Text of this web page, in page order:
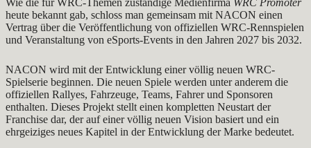
heute bekannt gab, schloss man gemeinsam mit NACON einen
Vertrag über die Veröffentlichung von offiziellen WRC-Rennspielen
und Veranstaltung von eSports-Events in den Jahren 2027 bis 2032.
NACON wird mit der Entwicklung einer völlig neuen WRC-
Spielserie beginnen. Die neuen Spiele werden unter anderem die
offiziellen Rallyes, Fahrzeuge, Teams, Fahrer und Sponsoren
enthalten. Dieses Projekt stellt einen kompletten Neustart der
Franchise dar, der auf einer völlig neuen Vision basiert und ein
ehrgeiziges neues Kapitel in der Entwicklung der Marke bedeutet.